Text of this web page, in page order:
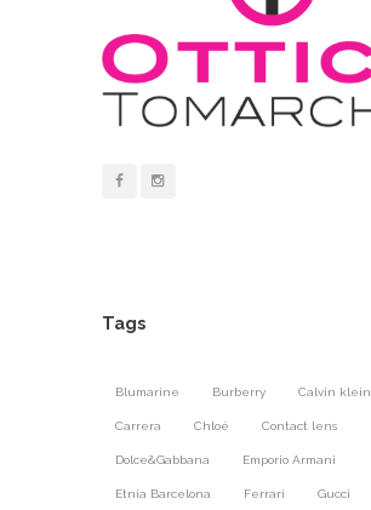
Tags
Blumarine Burberry Calvin klein
Carrera Chloé Contact lens
Dolce&Gabbana Emporio Armani
Etnia Barcelona Ferrari Gucci